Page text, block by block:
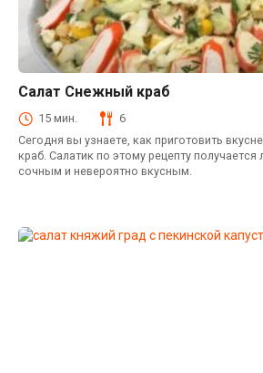
Салаты с крабовыми палочками
Салат Снежный краб
15 мин. 6
Сегодня вы узнаете, как приготовить
краб. Салатик по этому рецепту получается
сочным и невероятно вкусным.